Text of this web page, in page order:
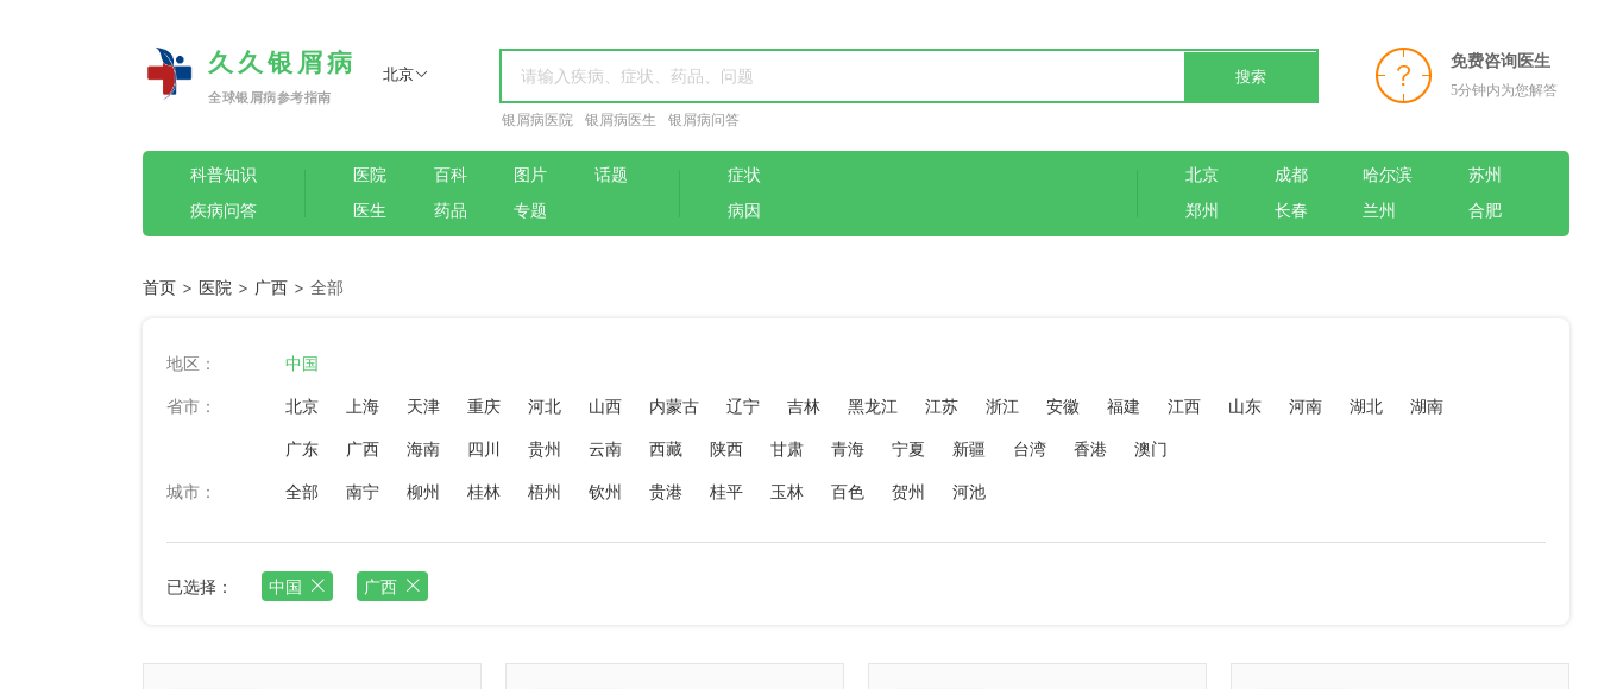
久久银屑病
全球银屑病参考指南
北京 搜索
银屑病医院 银屑病医生 银屑病问答
免费咨询医生
5分钟内为您解答
科普知识
疾病问答
医院
医生
百科
药品
图片
专题
话题
症状
病因
北京
郑州
成都
长春
哈尔滨
兰州
苏州
合肥
首页 > 医院 > 广西 > 全部
地区： 中国
省市： 北京 上海 天津 重庆 河北 山西 内蒙古 辽宁 吉林 黑龙江 江苏 浙江 安徽 福建 江西 山东 河南 湖北 湖南
广东 广西 海南 四川 贵州 云南 西藏 陕西 甘肃 青海 宁夏 新疆 台湾 香港 澳门
城市： 全部 南宁 柳州 桂林 梧州 钦州 贵港 桂平 玉林 百色 贺州 河池
已选择： 中国 广西